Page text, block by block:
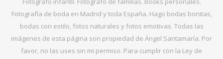
Fotografía de boda en Madrid y toda España. Hago bodas bonitas,
bodas con estilo, fotos naturales y fotos emotivas. Todas las
imágenes de esta página son propiedad de Ángel Santamaría. Por
favor, no las uses sin mi permiso. Para cumplir con la Ley de